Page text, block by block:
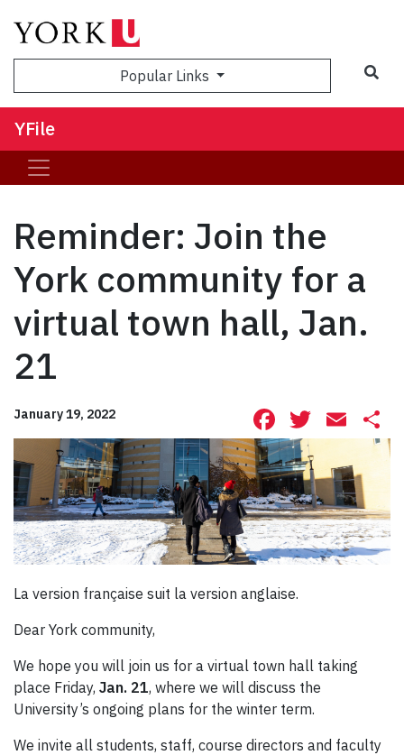
Popular Links
YFile
Reminder: Join the
York community for a
virtual town hall, Jan.
21
January 19, 2022 Facebook
La version française suit la version anglaise.
Dear York community,
We hope you will join us for a virtual town hall taking
place Friday, Jan. 21, where we will discuss the
University’s ongoing plans for the winter term.
We invite all students, staff, course directors and faculty